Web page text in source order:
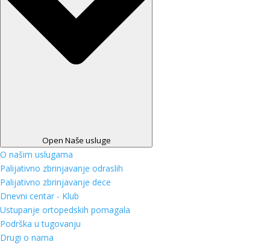
Open Naše usluge
O našim uslugama
Palijativno zbrinjavanje odraslih
Palijativno zbrinjavanje dece
Dnevni centar - Klub
Ustupanje ortopedskih pomagala
Podrška u tugovanju
Drugi o nama